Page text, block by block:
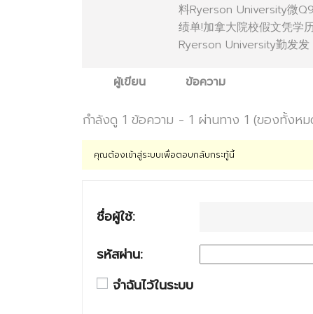
料Ryerson University微
绩单!加拿大院校假文凭学
Ryerson University勤发发
ผู้เขียน ข้อความ
กำลังดู 1 ข้อความ - 1 ผ่านทาง 1 (ของทั้งหม
คุณต้องเข้าสู่ระบบเพื่อตอบกลับกระทู้นี้
ชื่อผู้ใช้:
รหัสผ่าน:
จำฉันไว้ในระบบ